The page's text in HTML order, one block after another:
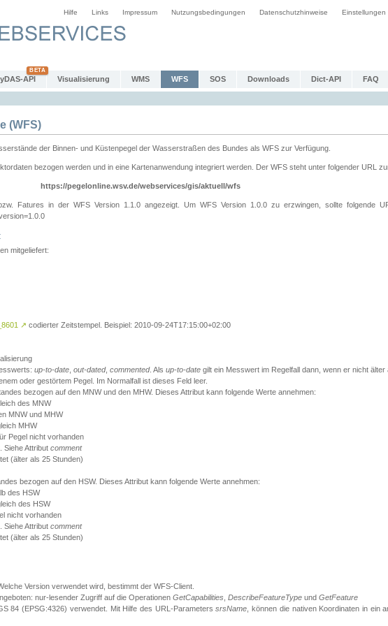
Hilfe Links Impressum Nutzungsbedingungen Datenschutzhinweise Einstellungen
API Visualisierung WMS WFS SOS Downloads Dict-API FAQ
(WFS)
der Binnen- und Küstenpegel der Wasserstraßen des Bundes als WFS zur Verfügung.
bezogen werden und in eine Kartenanwendung integriert werden. Der WFS steht unter folgender URL
https://pegelonline.wsv.de/webservices/gis/aktuell/wfs
Fatures in der WFS Version 1.1.0 angezeigt. Um WFS Version 1.0.0 zu erzwingen, sollte folgende
mitgeliefert:
↗ codierter Zeitstempel. Beispiel: 2010-09-24T17:15:00+02:00
up-to-date out-dated, commented. Als up-to-date gilt ein Messwert im Regelfall dann, wenn er nicht älter
oder gestörtem Pegel. Im Normalfall ist dieses Feld leer.
bezogen auf den MNW und den MHW. Dieses Attribut kann folgende Werte annehmen:
des MNW
MNW und MHW
MHW
Pegel nicht vorhanden
Siehe Attribut comment
(älter als 25 Stunden)
bezogen auf den HSW. Dieses Attribut kann folgende Werte annehmen:
des HSW
des HSW
nicht vorhanden
Siehe Attribut comment
(älter als 25 Stunden)
Version verwendet wird, bestimmt der WFS-Client.
nur-lesender Zugriff auf die Operationen GetCapabilities DescribeFeatureType und GetFeature
84 (EPSG:4326) verwendet. Mit Hilfe des URL-ParameterssrsName , können die nativen Koordinaten in ein